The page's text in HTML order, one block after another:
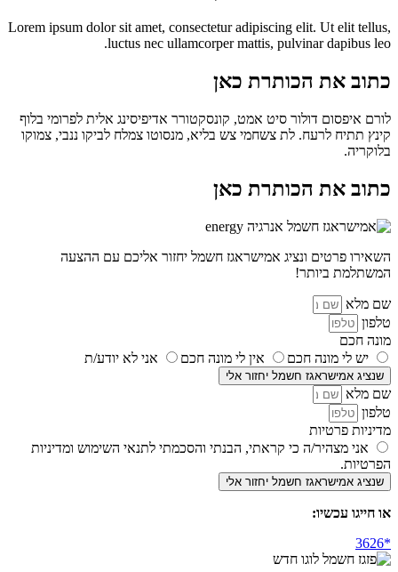
Lorem ipsum dolor sit amet, consectetur adipiscing elit. Ut elit tellus,
luctus nec ullamcorper mattis, pulvinar dapibus leo.
כתוב את הכותרת כאן
לורם איפסום דולור סיט אמט, קונסקטורר אדיפיסינג אלית לפרומי בלוף
קינץ תתיח לרעח. לת צשחמי צש בליא, מנסוטו צמלח לביקו ננבי, צמוקו
בלוקריה.
כתוב את הכותרת כאן
השאירו פרטים ונציג אמישראגז חשמל יחזור אליכם עם ההצעה
המשתלמת ביותר!
שם מלא
טלפון
מונה חכם
יש לי מונה חכם
אין לי מונה חכם אני לא יודע/ת
שנציג אמישראגז חשמל יחזור אלי
שם מלא
טלפון
מדיניות פרטיות
אני מצהיר/ה כי קראתי, הבנתי והסכמתי לתנאי השימוש ומדיניות
הפרטיות.
שנציג אמישראגז חשמל יחזור אלי
או חייגו עכשיו: